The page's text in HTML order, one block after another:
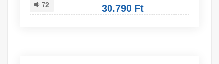
72
30.790 Ft